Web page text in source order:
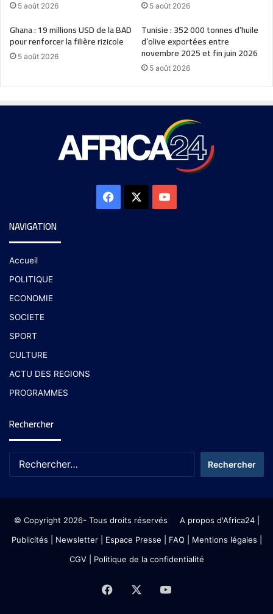
5 août 2026 5 août 2026
Ghana : 19 millions USD de la BAD
pour renforcer la filière rizicole
5 août 2026
Tunisie : 352 000 tonnes d’huile
d’olive exportées entre
novembre 2025 et fin juin 2026
5 août 2026
NAVIGATION
Accueil
POLITIQUE
ECONOMIE
SOCIETE
SPORT
CULTURE
ACTU DES REGIONS
PROGRAMMES
Rechercher
© Copyright 2026- Tous droits réservés A propos d'Africa24|
Publicités
Newsletter| Espace Presse | FAQ | Mentions légales
CGV| Politique de la confidentialité